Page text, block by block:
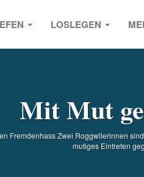
LOSLEGEN
Mit Mut
Fremdenhass Zwei Roggwilerinnen
mutiges Eintreten